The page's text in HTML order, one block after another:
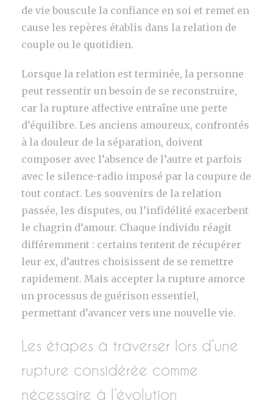
de vie bouscule la confiance en soi et remet en
cause les repères établis dans la relation de
couple ou le quotidien.
Lorsque la relation est terminée, la personne
peut ressentir un besoin de se reconstruire,
car la rupture affective entraîne une perte
d’équilibre. Les anciens amoureux, confrontés
à la douleur de la séparation, doivent
composer avec l’absence de l’autre et parfois
avec le silence-radio imposé par la coupure de
tout contact. Les souvenirs de la relation
passée, les disputes, ou l’infidélité exacerbent
le chagrin d’amour. Chaque individu réagit
différemment : certains tentent de récupérer
leur ex, d’autres choisissent de se remettre
rapidement. Mais accepter la rupture amorce
un processus de guérison essentiel,
permettant d’avancer vers une nouvelle vie.
Les étapes à traverser lors d’une
rupture considérée comme
nécessaire à l’évolution